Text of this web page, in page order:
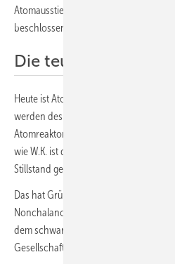
Atomausstieg wurde 2011 nach dem
beschlossen, von einer schwarz-
Die teuerste
Heute ist Atomstrom die teuerste
werden deshalb nur rund fünf Prozent
Atomreaktoren gedeckt. Trotz
wie W.K. ist der Zubau neuer AKW
Stillstand gekommen.
Das hat Gründe, die Herr Kubicki in
Nonchalance nicht nennen will. Denn
dem schwarz-gelben Lager, die ihr Ego
Gesellschaft verpflichtet zu fühlen.